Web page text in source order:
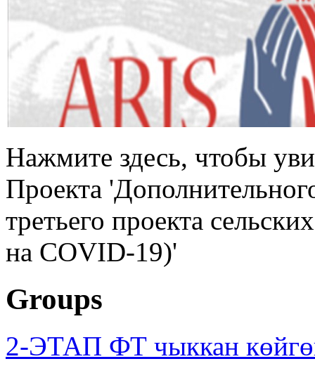
Нажмите здесь, чтобы
Проекта
третьего проекта
на COVID-19)'
Groups
2-ЭТАП ФТ чыккан